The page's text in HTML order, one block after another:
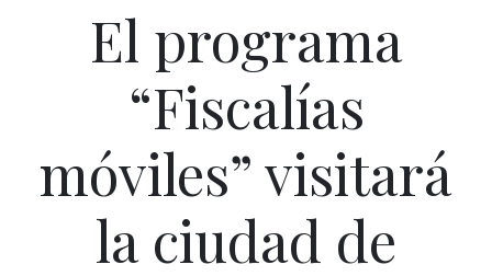
El programa
“Fiscalías
móviles” visitará
la ciudad de